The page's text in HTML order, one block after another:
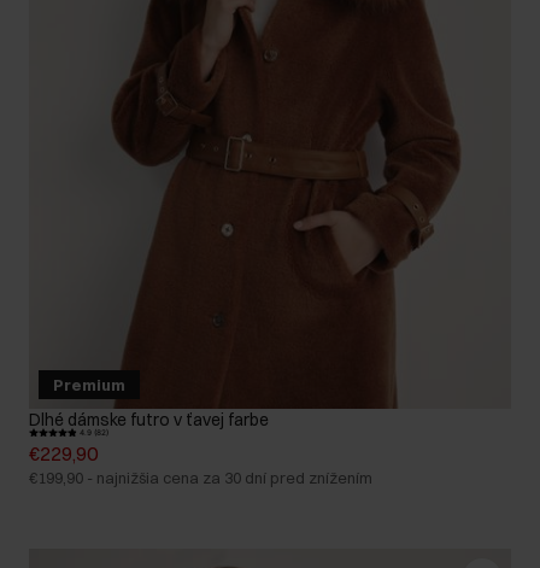
Premium
Dlhé dámske futro v ťavej farbe
4.9 (82)
€229,90
€199,90 - najnižšia cena za 30 dní pred znížením